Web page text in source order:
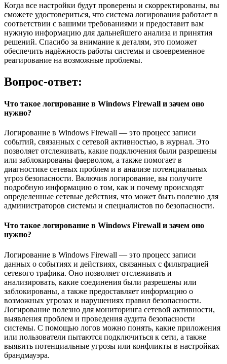
Когда все настройки будут проверены и скорректированы, вы
сможете удостовериться, что система логирования работает в
соответствии с вашими требованиями и предоставит вам
нужную информацию для дальнейшего анализа и принятия
решений. Спасибо за внимание к деталям, это поможет
обеспечить надёжность работы системы и своевременное
реагирование на возможные проблемы.
Вопрос-ответ:
Что такое логирование в Windows Firewall и зачем оно
нужно?
Логирование в Windows Firewall — это процесс записи
событий, связанных с сетевой активностью, в журнал. Это
позволяет отслеживать, какие подключения были разрешены
или заблокированы фаерволом, а также помогает в
диагностике сетевых проблем и в анализе потенциальных
угроз безопасности. Включив логирование, вы получите
подробную информацию о том, как и почему происходят
определенные сетевые действия, что может быть полезно для
администраторов системы и специалистов по безопасности.
Что такое логирование в Windows Firewall и зачем оно
нужно?
Логирование в Windows Firewall — это процесс записи
данных о событиях и действиях, связанных с фильтрацией
сетевого трафика. Оно позволяет отслеживать и
анализировать, какие соединения были разрешены или
заблокированы, а также предоставляет информацию о
возможных угрозах и нарушениях правил безопасности.
Логирование полезно для мониторинга сетевой активности,
выявления проблем и проведения аудита безопасности
системы. С помощью логов можно понять, какие приложения
или пользователи пытаются подключиться к сети, а также
выявить потенциальные угрозы или конфликты в настройках
брандмауэра.